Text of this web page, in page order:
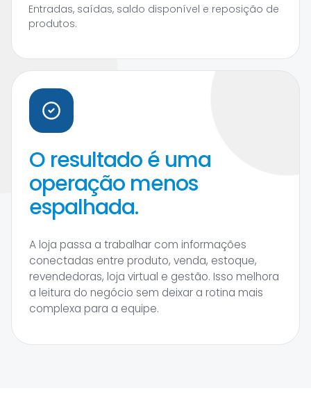
Entradas, saídas, saldo disponível e reposição de
produtos.
O resultado é uma
operação menos
espalhada.
A loja passa a trabalhar com informações
conectadas entre produto, venda, estoque,
revendedoras, loja virtual e gestão. Isso melhora
a leitura do negócio sem deixar a rotina mais
complexa para a equipe.